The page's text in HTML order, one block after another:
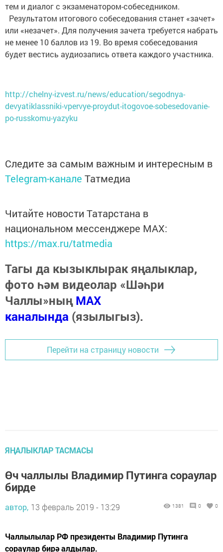
тем и диалог с экзаменатором-собеседником.
Результатом итогового собеседования станет «зачет»
или «незачет». Для получения зачета требуется набрать
не менее 10 баллов из 19. Во время собеседования
будет вестись аудиозапись ответа каждого участника.
http://chelny-izvest.ru/news/education/segodnya-
devyatiklassniki-vpervye-proydut-itogovoe-sobesedovanie-
po-russkomu-yazyku
Следите за самым важным и интересным в
Telegram-канале Татмедиа
Читайте новости Татарстана в
национальном мессенджере MАХ:
https://max.ru/tatmedia
Тагы да кызыклырак яңалыклар,
фото һәм видеолар «Шәһри
Чаллы»ныңMAX
каналында (язылыгыз).
Перейти на страницу новости
ЯҢАЛЫКЛАР ТАСМАСЫ
Өч чаллылы Владимир Путинга сораулар
бирде
автор, 13 февраль 2019 - 13:29 1381 0 0
Чаллылылар РФ президенты Владимир Путинга
сораулар бирә алдылар.